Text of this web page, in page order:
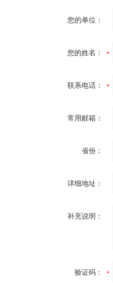
您的单位：
您的姓名：
联系电话：
常用邮箱：
省份：
详细地址：
补充说明：
验证码：